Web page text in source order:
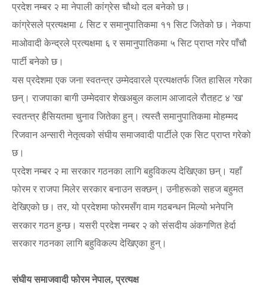
प्रदेश नम्बर २ मा नेपाली कांग्रेस चौथो दल बनेको छ।
कांग्रेसलेप्रत्यक्षमा ८ सिट र समानुपातिकमा ११ सिट जितेको छ। नेकपा
माओवादी केन्द्रलेप्रत्यक्षमा ६ र समानुपातिकमा ५ सिट प्राप्त गरेर पाँचौ
पार्टी बनेको छ।
यस प्रदेशमा एक जना स्वतन्त्र उम्मेदवारले प्रत्यक्षतर्फ जित हासिल गरेका
छन्। राजपाका बागी उम्मेदवारशेखअबुल कलाम आजादले रौतहट ४ 'ख'
स्वतन्त्र हैसियतमा चुनाव जितेका हुन्। त्यस्तै समानुपातिकमा मोहम्मद
रिजवान अन्सारी नेतृत्वको संघीय समाजवादी पार्टीले एक सिट प्राप्त गरेको
छ।
प्रदेश नम्बर २ मा सरकार गठनका लागि बहुविकल्प देखिएका छन्। यहाँ
फोरम र राजपा मिलेर सरकार बनाउन सक्छन्। उनीहरूको सहज बहुमत
देखिएको छ। तर, यो प्रदेशमा फोरमसँग वाम गठबन्धन मिल्यो भनेपनि
सरकार गठन हुन्छ। यसरी प्रदेश नम्बर २ को संसदीय अंकगणित हेर्दा
सरकार गठनका लागि बहुविकल्प देखिएका हुन्।
संघीय समाजवादी फोरम नेपाल,प्रत्यक्ष